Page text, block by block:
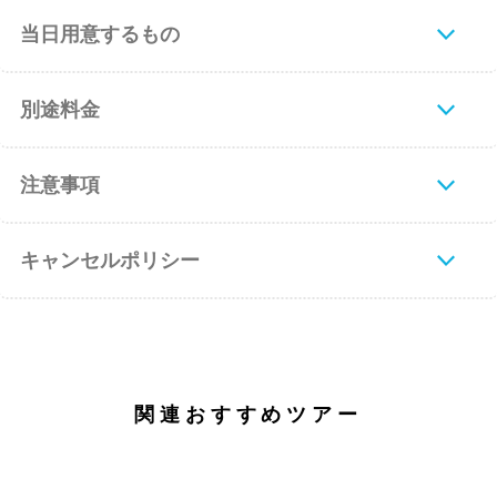
当日用意するもの
別途料金
注意事項
キャンセルポリシー
関連おすすめツアー